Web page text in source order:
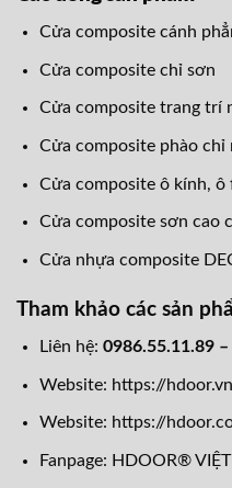
Cửa composite cánh
Cửa composite chỉ sơn
Cửa composite trang trí
Cửa composite phào chỉ
Cửa composite ô kính, ô
Cửa composite sơn cao
Cửa nhựa composite
Tham khảo các sản
Liên hệ: 0986.55.11.89
Website: https://
Website: https://
Fanpage: HDOOR®